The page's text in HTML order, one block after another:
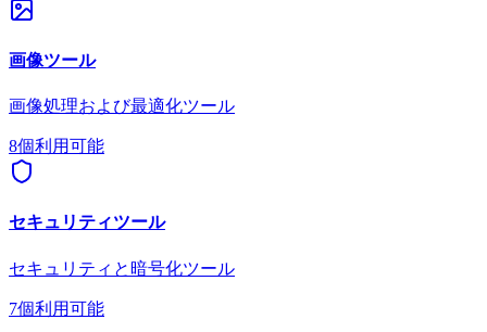
画像ツール
画像処理および最適化ツール
8個利用可能
セキュリティツール
セキュリティと暗号化ツール
7個利用可能